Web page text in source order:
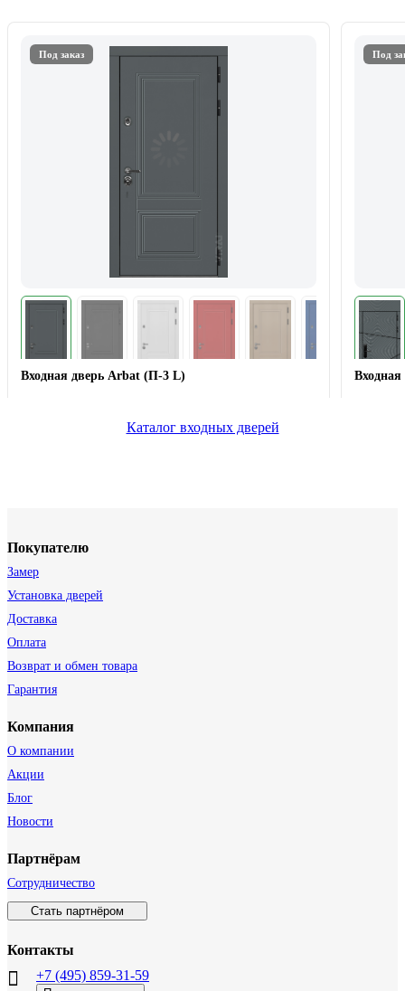
Под заказ
Входная дверь Arbat (П-3 L)
Под
Каталог входных дверей
Покупателю
Замер
Установка дверей
Доставка
Оплата
Возврат и обмен товара
Гарантия
Компания
О компании
Акции
Блог
Новости
Партнёрам
Сотрудничество
Стать партнёром
Контакты
+7 (495) 859-31-59